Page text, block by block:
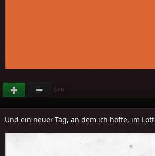
(+91)
Und ein neuer Tag, an dem ich hoffe, im